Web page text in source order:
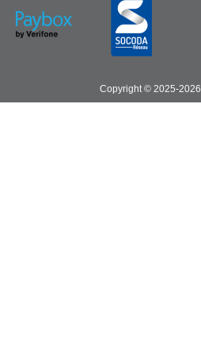
Copyright © 2025-2026